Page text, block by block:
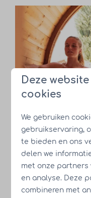
Deze
cookies
We gebruiken
gebruikservaring,
te bieden en ons
delen we
met onze partners
en analyse. Deze
combineren met